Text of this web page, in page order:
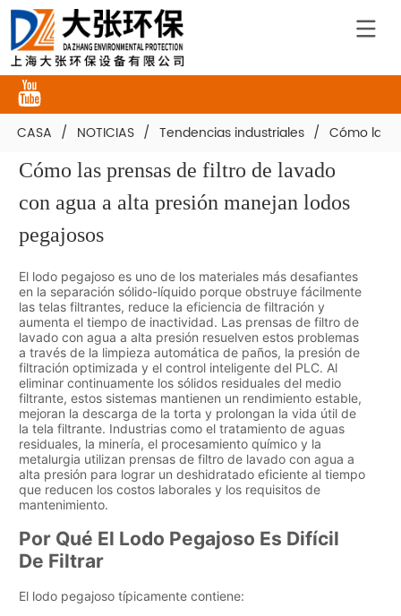
CASA / NOTICIAS / Tendencias industriales / Cómo las
Cómo las prensas de filtro de lavado
con agua a alta presión manejan lodos
pegajosos